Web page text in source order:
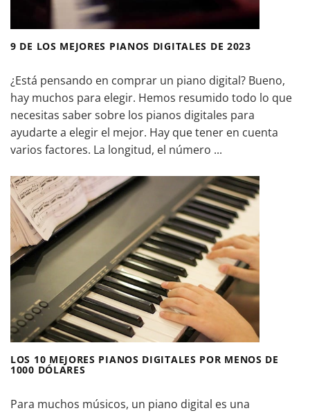
9 DE LOS MEJORES PIANOS DIGITALES DE 2023
¿Está pensando en comprar un piano digital? Bueno,
hay muchos para elegir. Hemos resumido todo lo que
necesitas saber sobre los pianos digitales para
ayudarte a elegir el mejor. Hay que tener en cuenta
varios factores. La longitud, el número ...
LOS 10 MEJORES PIANOS DIGITALES POR MENOS DE
1000 DÓLARES
Para muchos músicos, un piano digital es una